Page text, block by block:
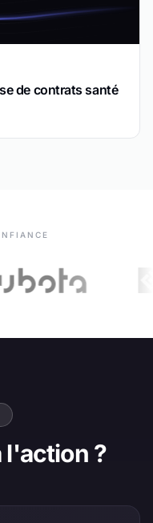
de contrats santé
l'action ?